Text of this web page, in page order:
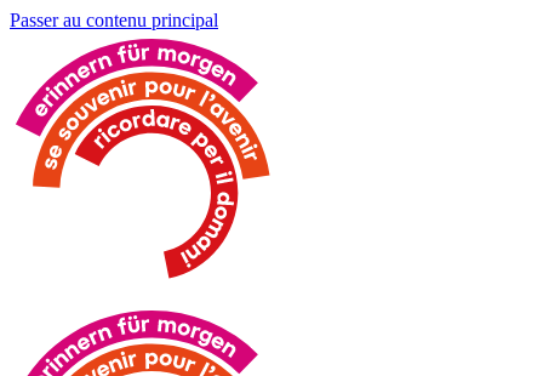
Passer au contenu principal